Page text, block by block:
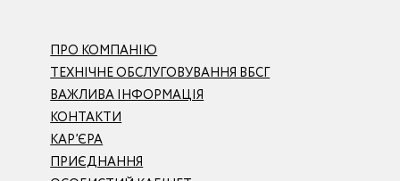
ПРО КОМПАНІЮ
ТЕХНІЧНЕ ОБСЛУГОВУВАННЯ ВБСГ
ВАЖЛИВА ІНФОРМАЦІЯ
КОНТАКТИ
КАР’ЄРА
ПРИЄДНАННЯ